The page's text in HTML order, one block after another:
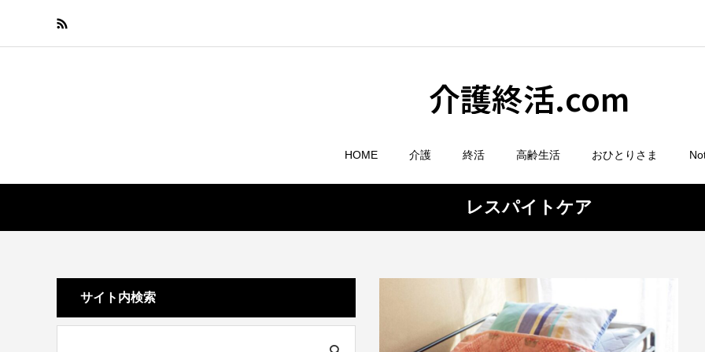
介護終活.com
HOME 介護 終活 高齢生活 おひとりさま
レスパイトケア
サイト内検索